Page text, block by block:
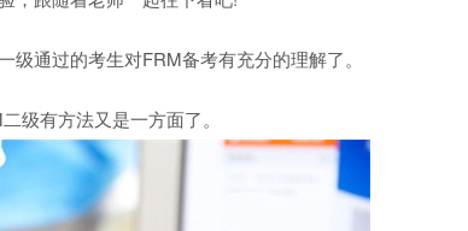
通过的考生对FRM备考有充分的理解了。
有方法又是一方面了。